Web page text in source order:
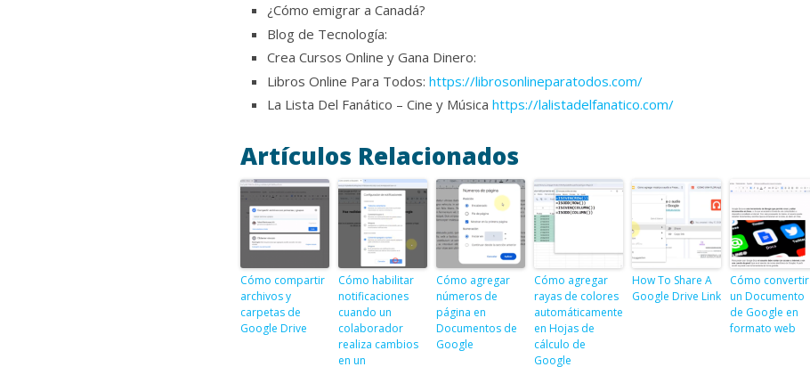
¿Cómo emigrar a Canadá?
Blog de Tecnología:
Crea Cursos Online y Gana Dinero:
Libros Online Para Todos: https://librosonlineparatodos.com/
La Lista Del Fanático – Cine y Música https://lalistadelfanatico.com/
Artículos Relacionados
Cómo compartir
archivos y
carpetas de
Google Drive
Cómo habilitar
notificaciones
cuando un
colaborador
realiza cambios
en un
Cómo agregar
números de
página en
Documentos de
Google
Cómo agregar
rayas de colores
automáticamente
en Hojas de
cálculo de
Google
How To Share A
Google Drive Link
Cómo convertir
un Documento
de Google en
formato web